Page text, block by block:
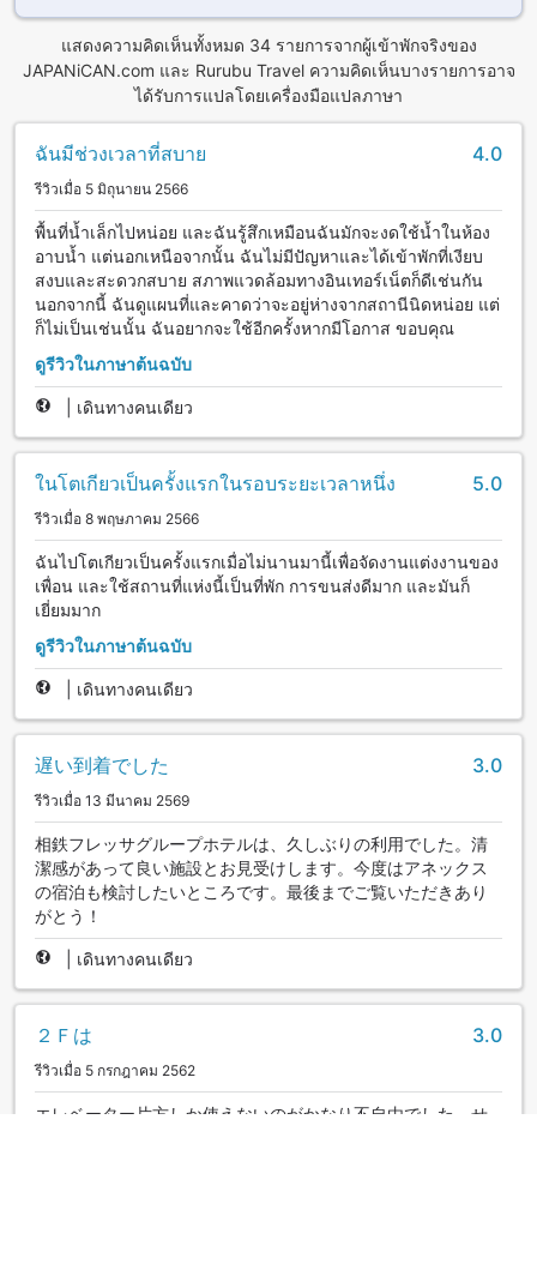
แสดงความคิดเห็นทั้งหมด 34 รายการจากผู้เข้าพักจริงของ
JAPANiCAN.com และ Rurubu Travel ความคิดเห็นบางรายการอาจ
ได้รับการแปลโดยเครื่องมือแปลภาษา
ฉันมีช่วงเวลาที่สบาย 4.0
รีวิวเมื่อ 5 มิถุนายน 2566
พื้นที่น้ำเล็กไปหน่อย และฉันรู้สึกเหมือนฉันมักจะงดใช้น้ำในห้อง
อาบน้ำ แต่นอกเหนือจากนั้น ฉันไม่มีปัญหาและได้เข้าพักที่เงียบ
สงบและสะดวกสบาย สภาพแวดล้อมทางอินเทอร์เน็ตก็ดีเช่นกัน
นอกจากนี้ ฉันดูแผนที่และคาดว่าจะอยู่ห่างจากสถานีนิดหน่อย แต่
ก็ไม่เป็นเช่นนั้น ฉันอยากจะใช้อีกครั้งหากมีโอกาส ขอบคุณ
ดูรีวิวในภาษาต้นฉบับ
เดินทางคนเดียว
ในโตเกียวเป็นครั้งแรกในรอบระยะเวลาหนึ่ง 5.0
รีวิวเมื่อ 8 พฤษภาคม 2566
ฉันไปโตเกียวเป็นครั้งแรกเมื่อไม่นานมานี้เพื่อจัดงานแต่งงานของ
เพื่อน และใช้สถานที่แห่งนี้เป็นที่พัก การขนส่งดีมาก และมันก็
เยี่ยมมาก
ดูรีวิวในภาษาต้นฉบับ
เดินทางคนเดียว
遅い到着でした 3.0
รีวิวเมื่อ 13 มีนาคม 2569
相鉄フレッサグループホテルは、久しぶりの利用でした。清
潔感があって良い施設とお見受けします。今度はアネックス
の宿泊も検討したいところです。最後までご覧いただきあり
がとう！
เดินทางคนเดียว
２Ｆは 3.0
รีวิวเมื่อ 5 กรกฎาคม 2562
エレベーター片方しか使えないのがかなり不自由でした。せ